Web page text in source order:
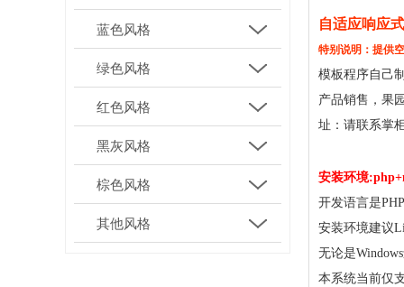
蓝色风格
绿色风格
红色风格
黑灰风格
棕色风格
其他风格
自适应响应
特别说明：提供
模板程序自己
产品销售，果
址：请联系掌
安装环境:
开发语言是
安装环境建议
无论是
本系统当前仅